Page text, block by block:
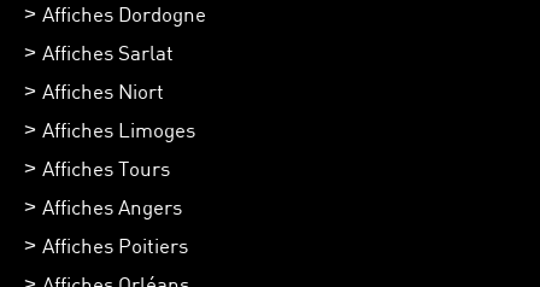
Affiches Dordogne
Affiches Sarlat
Affiches Niort
Affiches Limoges
Affiches Tours
Affiches Angers
Affiches Poitiers